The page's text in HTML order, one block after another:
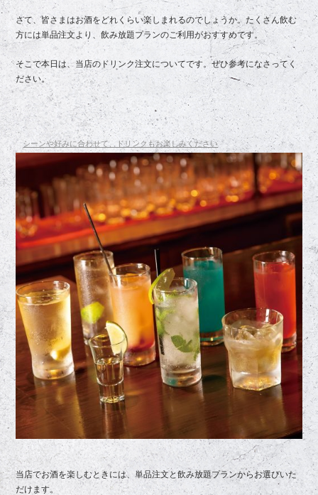
さて、皆さまはお酒をどれくらい楽しまれるのでしょうか。たくさん飲む
方には単品注文より、飲み放題プランのご利用がおすすめです。
そこで本日は、当店のドリンク注文についてです。ぜひ参考になさってく
ださい。
シーンや好みに合わせて、ドリンクもお楽しみください
当店でお酒を楽しむときには、単品注文と飲み放題プランからお選びいた
だけます。